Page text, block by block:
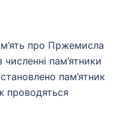
про Пржемисла
пам’ятники
пам’ятник
проводяться